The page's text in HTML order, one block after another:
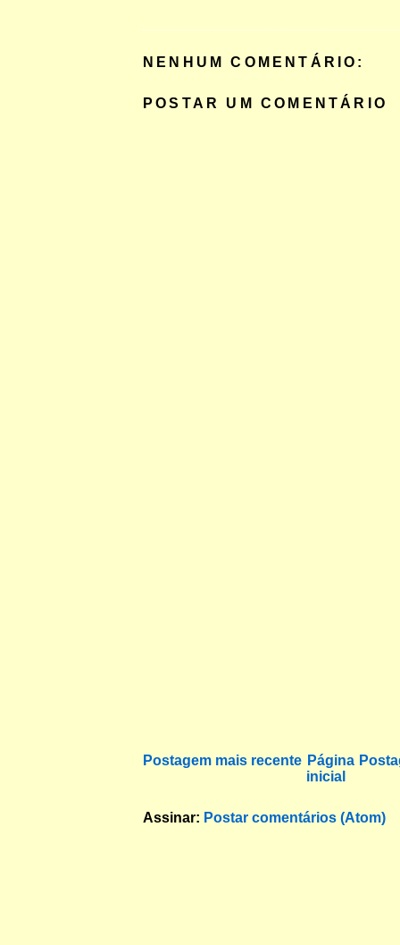
NENHUM COMENTÁRIO:
POSTAR UM COMENTÁRIO
Postagem mais recente Página
inicial
Assinar: Postar comentários (Atom)